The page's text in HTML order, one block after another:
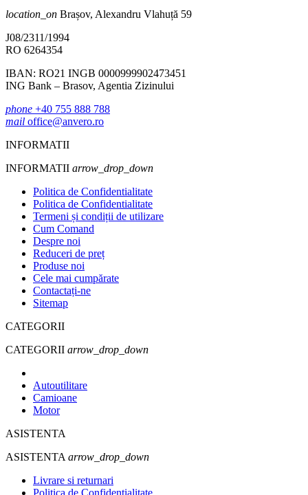
location_on Brașov, Alexandru Vlahuță 59
J08/2311/1994
RO 6264354
IBAN: RO21 INGB 0000999902473451
ING Bank – Brasov, Agentia Zizinului
phone +40 755 888 788
mail office@anvero.ro
INFORMATII
INFORMATII arrow_drop_down
Politica de Confidentialitate
Politica de Confidentialitate
Termeni și condiții de utilizare
Cum Comand
Despre noi
Reduceri de preț
Produse noi
Cele mai cumpărate
Contactați-ne
Sitemap
CATEGORII
CATEGORII arrow_drop_down
Autoutilitare
Camioane
Motor
ASISTENTA
ASISTENTA arrow_drop_down
Livrare si returnari
Politica de Confidentialitate